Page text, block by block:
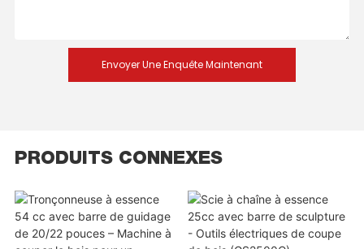
Envoyer Une Enquête Maintenant
PRODUITS CONNEXES